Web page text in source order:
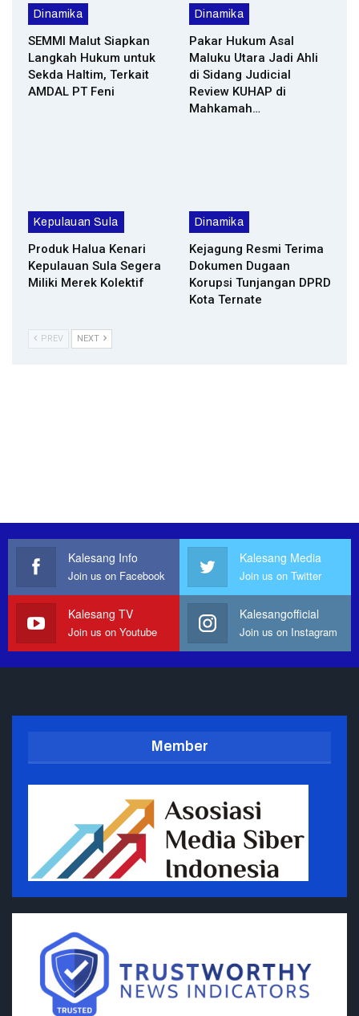
Dinamika
SEMMI Malut Siapkan
Langkah Hukum untuk
Sekda Haltim, Terkait
AMDAL PT Feni
Dinamika
Pakar Hukum Asal
Maluku Utara Jadi Ahli
di Sidang Judicial
Review KUHAP di
Mahkamah…
Kepulauan Sula
Produk Halua Kenari
Kepulauan Sula Segera
Miliki Merek Kolektif
Dinamika
Kejagung Resmi Terima
Dokumen Dugaan
Korupsi Tunjangan DPRD
Kota Ternate
PREV NEXT
Kalesang Info
Join us on Facebook
Kalesang Media
Join us on Twitter
Kalesang TV
Join us on Youtube
Kalesangofficial
Join us on Instagram
Member